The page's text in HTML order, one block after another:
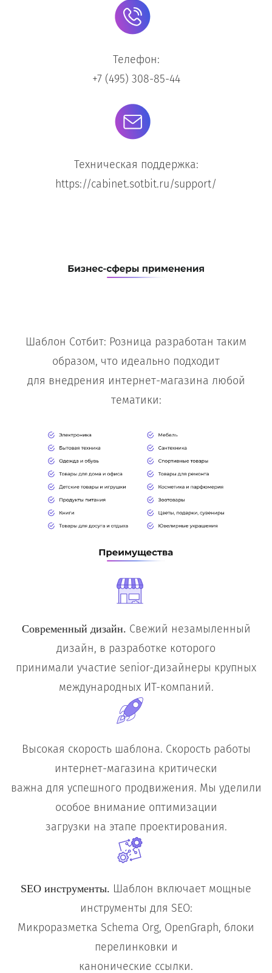
Телефон:
+7 (495) 308-85-44
Техническая поддержка:
https://cabinet.sotbit.ru/support/
Шаблон Сотбит: Розница разработан таким
образом, что идеально подходит
для внедрения интернет-магазина любой
тематики:
Современный дизайн. Свежий незамыленный
дизайн, в разработке которого
принимали участие senior-дизайнеры крупных
международных ИТ-компаний.
Высокая скорость шаблона. Скорость работы
интернет-магазина критически
важна для успешного продвижения. Мы уделили
особое внимание оптимизации
загрузки на этапе проектирования.
SEO инструменты. Шаблон включает мощные
инструменты для SEO:
Микроразметка Schema Org, OpenGraph, блоки
перелинковки и
канонические ссылки.